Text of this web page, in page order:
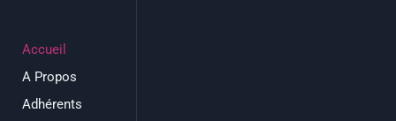
Accueil
A Propos
Adhérents